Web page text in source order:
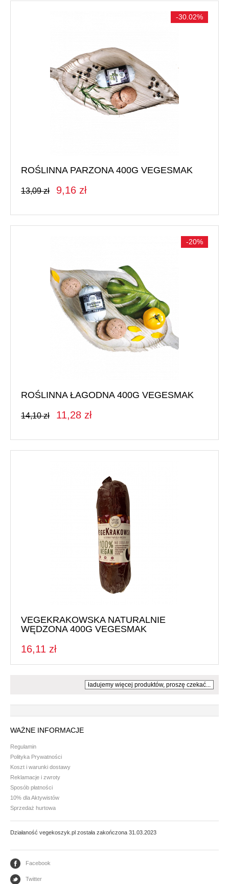
ROŚLINNA PARZONA 400G VEGESMAK
13,09 zł 9,16 zł
-30.02%
ROŚLINNA ŁAGODNA 400G VEGESMAK
14,10 zł 11,28 zł
-20%
VEGEKRAKOWSKA NATURALNIE
WĘDZONA 400G VEGESMAK
16,11 zł
ładujemy więcej produktów, proszę czekać...
WAŻNE INFORMACJE
Regulamin
Polityka Prywatności
Koszt i warunki dostawy
Reklamacje i zwroty
Sposób płatności
10% dla Aktywistów
Sprzedaż hurtowa
Działaność vegekoszyk.pl została zakończona 31.03.2023
Facebook
Twitter